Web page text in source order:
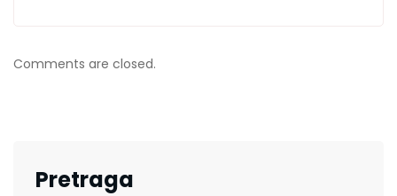
Comments are closed.
Pretraga